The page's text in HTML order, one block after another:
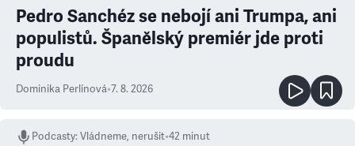
Pedro Sanchéz se nebojí ani Trumpa, ani
populistů. Španělský premiér jde proti
proudu
Dominika Perlínová•7. 8. 2026
Podcasty:Vládneme, nerušit•42 minut